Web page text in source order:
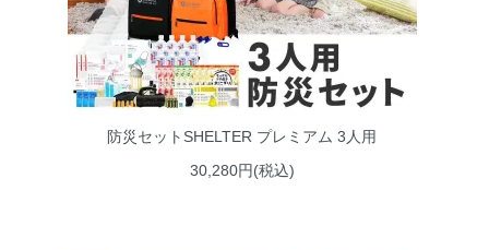
防災セットSHELTER プレミアム 3人用
30,280円(税込)